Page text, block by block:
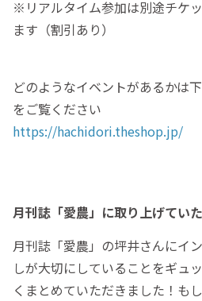
※リアルタイム参加は別途チケ
ます（割引あり）
どのようなイベントがあるかは
をご覧ください
https://hachidori.theshop.jp/
月刊誌「愛農」に取り上げてい
月刊誌「愛農」の坪井さんにイ
しが大切にしていることをギュ
くまとめていただきました！も